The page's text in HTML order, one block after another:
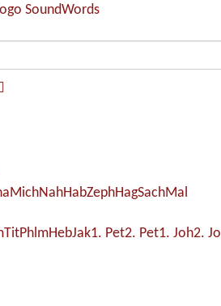
MichNahHabZephHagSachMal
TitPhlmHebJak1. Pet2. Pet1. Joh2.